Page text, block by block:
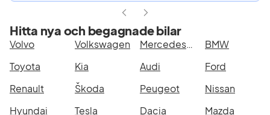
Hitta nya och begagnade bilar
Volvo Volkswagen Mercedes-Benz
BMW
Toyota
Kia Audi
Ford
Renault
Škoda Peugeot
Nissan
Hyundai
Tesla Dacia
Mazda